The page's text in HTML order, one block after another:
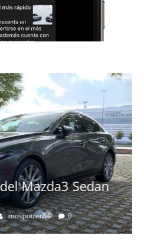
Sedan
0
más
8 de